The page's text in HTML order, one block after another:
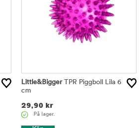
Little&BiggerTPR Piggboll Lila 6
cm
29,90 kr
På lager.